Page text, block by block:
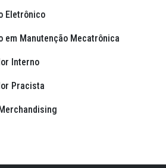
Eletrônico
em Manutenção Mecatrônica
Interno
Pracista